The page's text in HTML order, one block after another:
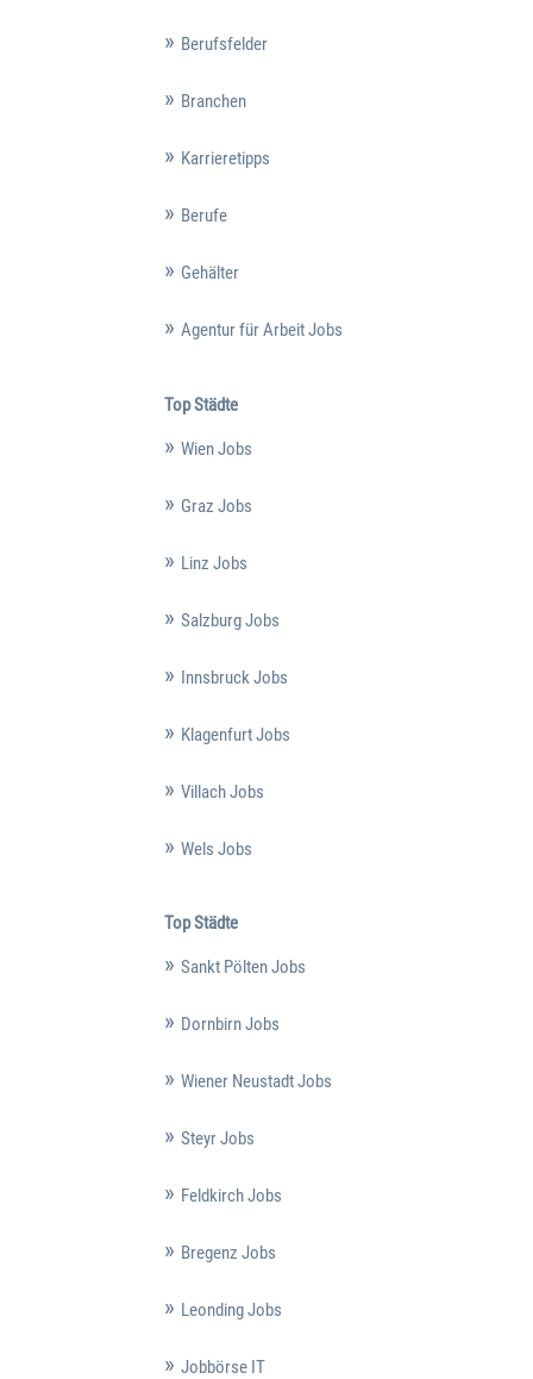
Berufsfelder
Branchen
Karrieretipps
Berufe
Gehälter
Agentur für Arbeit Jobs
Top Städte
Wien Jobs
Graz Jobs
Linz Jobs
Salzburg Jobs
Innsbruck Jobs
Klagenfurt Jobs
Villach Jobs
Wels Jobs
Top Städte
Sankt Pölten Jobs
Dornbirn Jobs
Wiener Neustadt Jobs
Steyr Jobs
Feldkirch Jobs
Bregenz Jobs
Leonding Jobs
Jobbörse IT